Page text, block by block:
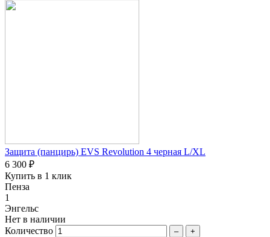
Защита (панцирь) EVS Revolution 4 черная L/XL
6 300 ₽
Купить в 1 клик
Пенза
1
Энгельс
Нет в наличии
Количество
– +